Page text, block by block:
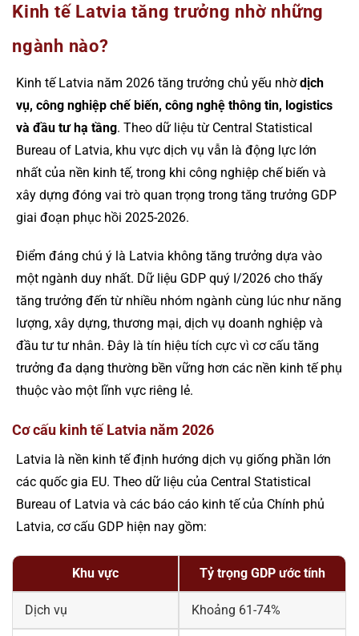
Kinh tế Latvia tăng trưởng nhờ những
ngành nào?
Kinh tế Latvia năm 2026 tăng trưởng chủ yếu nhờdịch
vụ, công nghiệp chế biến, công nghệ thông tin, logistics
và đầu tư hạ tầng. Theo dữ liệu từ Central Statistical
Bureau of Latvia, khu vực dịch vụ vẫn là động lực lớn
nhất của nền kinh tế, trong khi công nghiệp chế biến và
xây dựng đóng vai trò quan trọng trong tăng trưởng GDP
giai đoạn phục hồi 2025-2026.
Điểm đáng chú ý là Latvia không tăng trưởng dựa vào
một ngành duy nhất. Dữ liệu GDP quý I/2026 cho thấy
tăng trưởng đến từ nhiều nhóm ngành cùng lúc như năng
lượng, xây dựng, thương mại, dịch vụ doanh nghiệp và
đầu tư tư nhân. Đây là tín hiệu tích cực vì cơ cấu tăng
trưởng đa dạng thường bền vững hơn các nền kinh tế phụ
thuộc vào một lĩnh vực riêng lẻ.
Cơ cấu kinh tế Latvia năm 2026
Latvia là nền kinh tế định hướng dịch vụ giống phần lớn
các quốc gia EU. Theo dữ liệu của Central Statistical
Bureau of Latvia và các báo cáo kinh tế của Chính phủ
Latvia, cơ cấu GDP hiện nay gồm:
Khu vực Tỷ trọng GDP ước tính
Dịch vụ Khoảng 61-74%